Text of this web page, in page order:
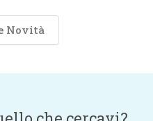
Novità